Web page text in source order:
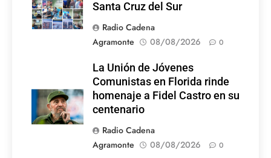
Santa Cruz del Sur
Radio Cadena
Agramonte
08/08/2026 0
La Unión de Jóvenes
Comunistas en Florida rinde
homenaje a Fidel Castro en su
centenario
Radio Cadena
Agramonte
08/08/2026 0